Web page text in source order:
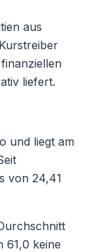
aus
liefert.
und liegt am
von 24,41
61,0 keine